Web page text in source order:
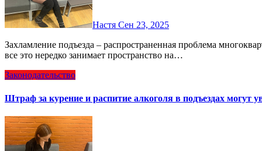
Настя Сен 23, 2025
Захламление подъезда – распространенная проблема многоквартирных домов. Велосипеды, коляски, санки, коробки –
все это нередко занимает пространство на…
Законодательство
Штраф за курение и распитие алкоголя в подъездах могут